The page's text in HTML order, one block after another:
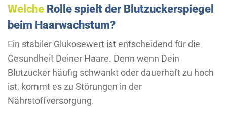
Welche Rolle spielt der Blutzuckerspiegel
beim Haarwachstum?
Ein stabiler Glukosewert ist entscheidend für die
Gesundheit Deiner Haare. Denn wenn Dein
Blutzucker häufig schwankt oder dauerhaft zu hoch
ist, kommt es zu Störungen in der
Nährstoffversorgung.